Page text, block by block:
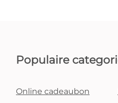
Populaire
Online cadeaubon